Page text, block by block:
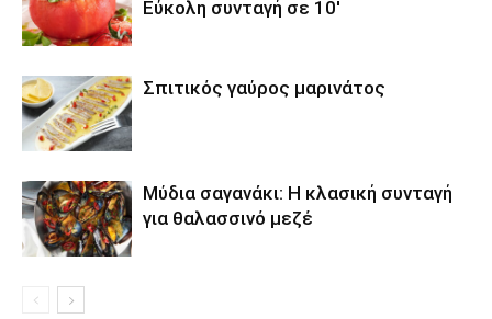
Εύκολη συνταγή σε 10′
Σπιτικός γαύρος μαρινάτος
Μύδια σαγανάκι: Η κλασική συνταγή
για θαλασσινό μεζέ